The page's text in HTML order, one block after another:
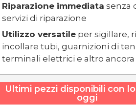
Riparazione immediata senza
servizi di riparazione
Utilizzo versatile per sigillare,
incollare tubi, guarnizioni di
terminali elettrici e altro ancora
Ultimi pezzi disponibili con
oggi